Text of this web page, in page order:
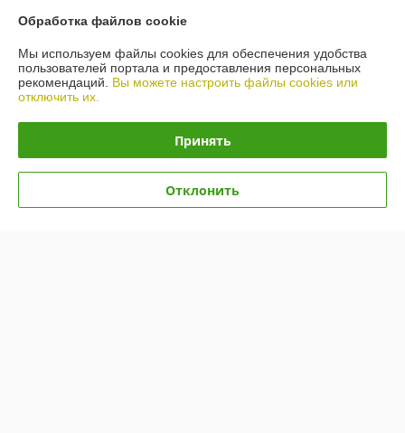
Доставка и оплата
График работы
Обработка файлов cookie
Мы используем файлы cookies для обеспечения удобства
пользователей портала и предоставления персональных
рекомендаций. Вы можете настроить файлы cookies или
отключить их.
Принять
Отклонить